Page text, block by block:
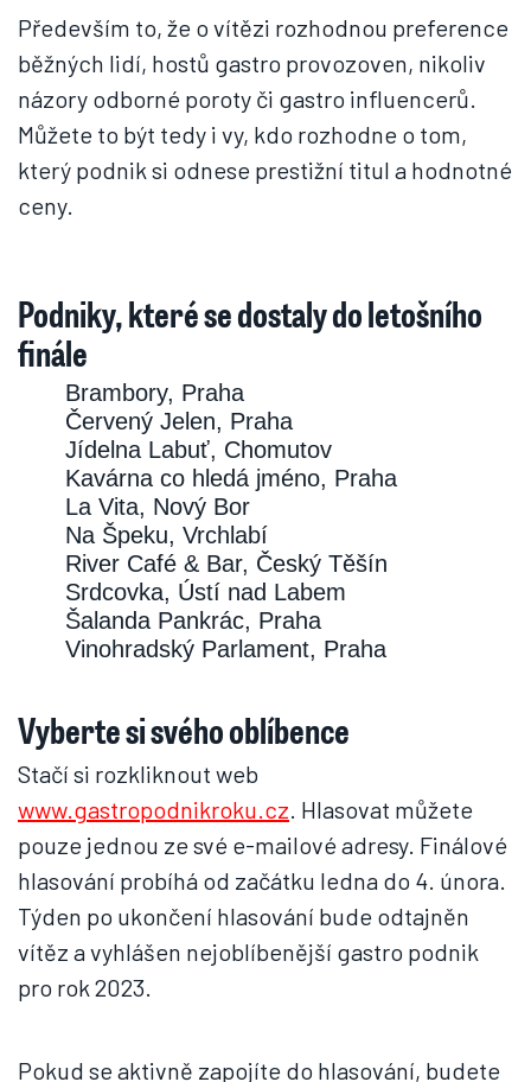
Především to, že o vítězi rozhodnou preference
běžných lidí, hostů gastro provozoven, nikoliv
názory odborné poroty či gastro influencerů.
Můžete to být tedy i vy, kdo rozhodne o tom,
který podnik si odnese prestižní titul a hodnotné
ceny.
Podniky, které se dostaly do letošního
finále
Brambory, Praha
Červený Jelen, Praha
Jídelna Labuť, Chomutov
Kavárna co hledá jméno, Praha
La Vita, Nový Bor
Na Špeku, Vrchlabí
River Café & Bar, Český Těšín
Srdcovka, Ústí nad Labem
Šalanda Pankrác, Praha
Vinohradský Parlament, Praha
Vyberte si svého oblíbence
Stačí si rozkliknout web
www.gastropodnikroku.cz. Hlasovat můžete
pouze jednou ze své e-mailové adresy. Finálové
hlasování probíhá od začátku ledna do 4. února.
Týden po ukončení hlasování bude odtajněn
vítěz a vyhlášen nejoblíbenější gastro podnik
pro rok 2023.
Pokud se aktivně zapojíte do hlasování, budete